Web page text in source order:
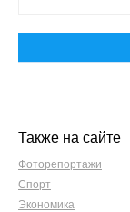
Также на сайте
Фоторепортажи
Спорт
Экономика